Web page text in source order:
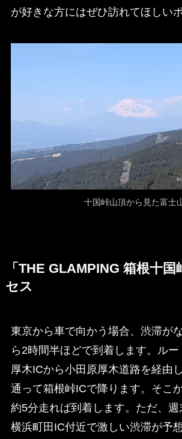
が好きな方にはぜひ訪れてほしい
十国峠山頂から見た富士
「THE GLAMPING 箱根十
セス
東京から車で向かう場合、渋滞が
ら2時間半ほどで到着します。ル
厚木ICから小田原厚木道路を経由
通って箱根峠ICで降ります。そこ
約5分走れば到着します。ただ、
横浜町田IC付近で激しい渋滞が予